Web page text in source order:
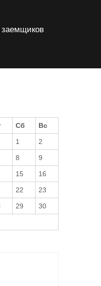
Сб Вс
1 2
8 9
15 16
22 23
29 30